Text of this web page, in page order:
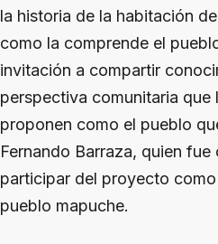
la historia de la habitación
como la comprende el
invitación a compartir
perspectiva comunitaria que
proponen como el pueblo
Fernando Barraza, quien
participar del proyecto
pueblo mapuche.